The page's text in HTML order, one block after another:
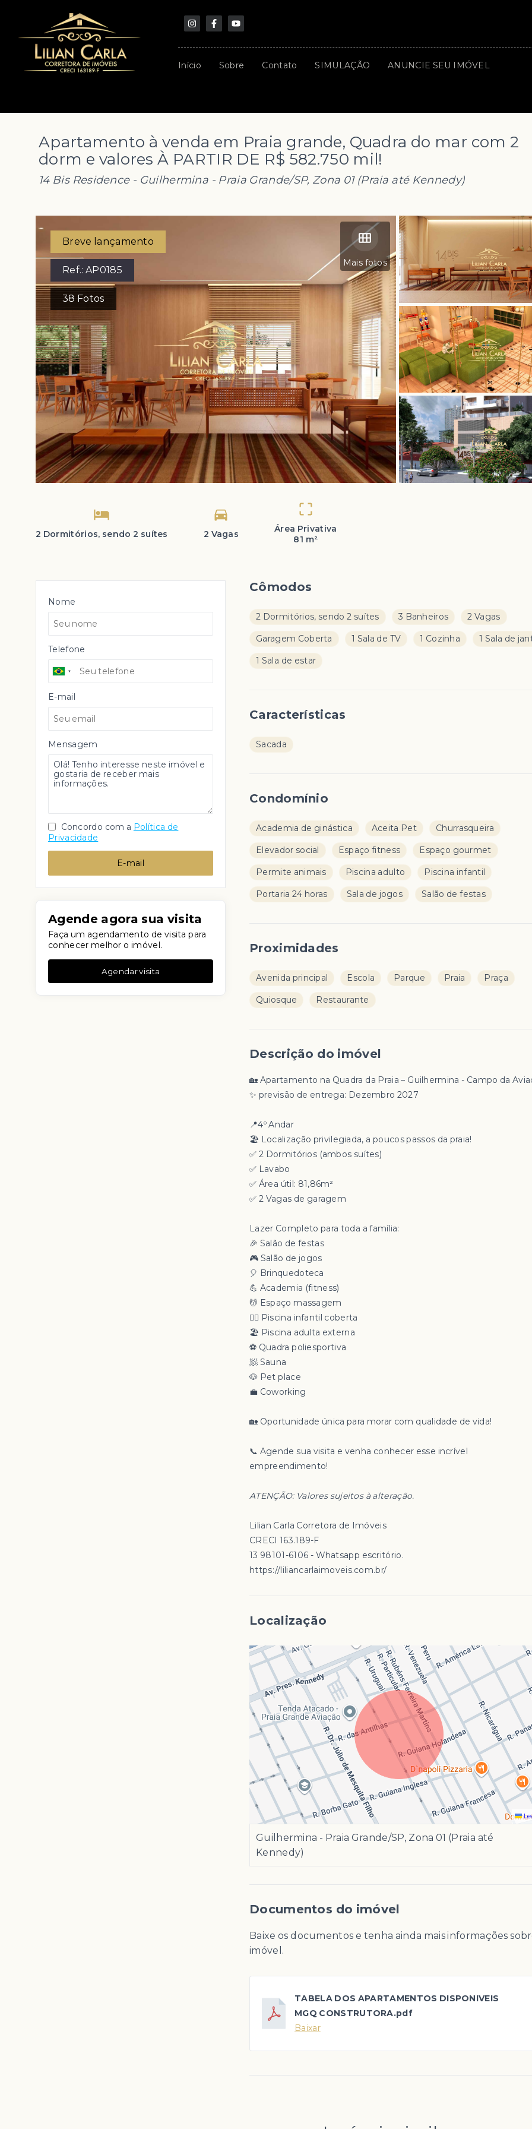
Início Sobre Contato SIMULAÇÃO ANUNCIE SEU IMÓVEL
Apartamento à venda em Praia grande, Quadra do mar com 2
dorm e valores À PARTIR DE R$ 582.750 mil!
14 Bis Residence - Guilhermina - Praia Grande/SP, Zona 01 (Praia até Kennedy)
Mais fotos
Breve lançamento
Ref.:AP0185
38 Fotos
2 Dormitórios, sendo 2 suítes 2 Vagas
Área Privativa
81 m²
Nome
Telefone
E-mail
Mensagem
Concordo com a Política de
Privacidade
E-mail
Agende agora sua visita
Faça um agendamento de visita para
conhecer melhor o imóvel.
Agendar visita
Cômodos
2 Dormitórios, sendo 2 suítes 3 Banheiros 2 Vagas
Garagem Coberta 1 Sala de TV 1 Cozinha 1 Sala de
1 Sala de estar
Características
Sacada
Condomínio
Academia de ginástica Aceita Pet Churrasqueira
Elevador social Espaço fitness Espaço gourmet
Permite animais Piscina adulto Piscina infantil
Portaria 24 horas Sala de jogos Salão de festas
Proximidades
Avenida principal Escola Parque Praia Praça
Quiosque Restaurante
Descrição do imóvel
🏡 Apartamento na Quadra da Praia – Guilhermina - Campo da
✨ previsão de entrega: Dezembro 2027
📍4º Andar
🏖 Localização privilegiada, a poucos passos da praia!
✅ 2 Dormitórios (ambos suítes)
✅ Lavabo
✅ Área útil: 81,86m²
✅ 2 Vagas de garagem
Lazer Completo para toda a família:
🎉 Salão de festas
🎮 Salão de jogos
🎈 Brinquedoteca
💪 Academia (fitness)
💆 Espaço massagem
🏊‍♂ Piscina infantil coberta
🏖 Piscina adulta externa
⚽ Quadra poliesportiva
🧖 Sauna
🐶 Pet place
💼 Coworking
🏡 Oportunidade única para morar com qualidade de vida!
📞 Agende sua visita e venha conhecer esse incrível
empreendimento!
ATENÇÃO: Valores sujeitos à alteração.
Lilian Carla Corretora de Imóveis
CRECI 163.189-F
13 98101-6106 - Whatsapp escritório.
https://liliancarlaimoveis.com.br/
Localização
Guilhermina - Praia Grande/SP, Zona 01 (Praia até
Kennedy)
Documentos do imóvel
Baixe os documentos e tenha ainda mais informações
imóvel.
TABELA DOS APARTAMENTOS DISPONIVEIS
MGQ CONSTRUTORA.pdf
Baixar